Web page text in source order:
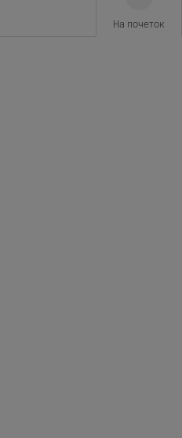
На почеток